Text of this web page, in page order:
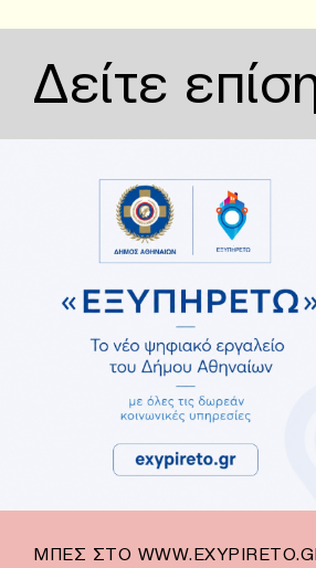
Δείτε
ΜΠΕΣ ΣΤΟ